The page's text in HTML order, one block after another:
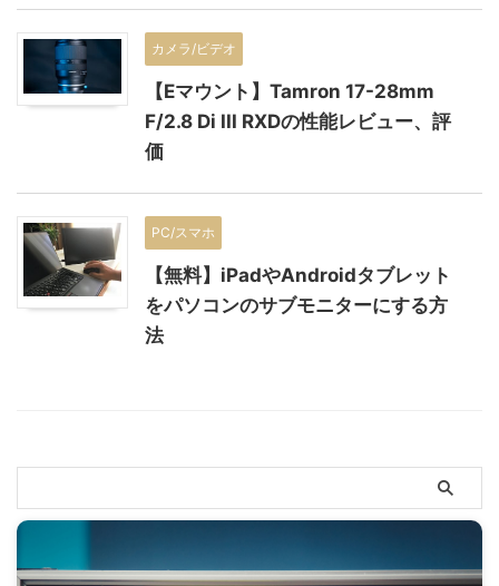
カメラ/ビデオ
【Eマウント】Tamron 17-28mm
F/2.8 Di III RXDの性能レビュー、評
価
PC/スマホ
【無料】iPadやAndroidタブレット
をパソコンのサブモニターにする方
法